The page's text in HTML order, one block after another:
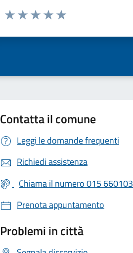
Valuta da 1 a 5 stelle la pagina
Contatta il comune
Leggi le domande frequenti
Richiedi assistenza
Chiama il numero 015 660103
Prenota appuntamento
Problemi in città